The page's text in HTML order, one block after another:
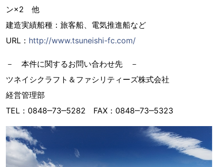
ン×2 他
建造実績船種：旅客船、電気推進船など
URL： http://www.tsuneishi-fc.com/
－ 本件に関するお問い合わせ先 －
ツネイシクラフト＆ファシリティーズ株式会社
経営管理部
TEL：0848‒73‒5282 FAX：0848‒73‒5323